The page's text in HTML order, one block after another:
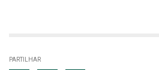
PARTILHAR